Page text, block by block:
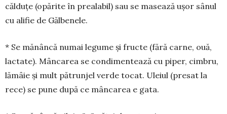
căl­duțe (opărite în prealabil) sau se masează ușor sânul
cu alifie de Gălbenele.
* Se mănâncă numai legume și fructe (fără carne, ouă,
lactate). Mâncarea se condimentează cu piper, cim­bru,
lămâie și mult pătrunjel verde tocat. Uleiul (pre­sat la
rece) se pune după ce mâncarea e gata.